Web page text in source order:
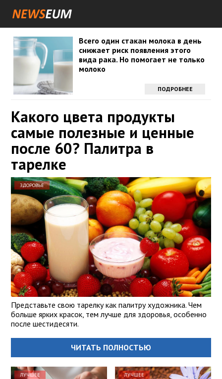
Всего один стакан молока в день
снижает риск появления этого
вида рака. Но помогает не только
молоко
ПОДРОБНЕЕ
Какого цвета продукты
самые полезные и ценные
после 60? Палитра в
тарелке
ЗДОРОВЬЕ
Представьте свою тарелку как палитру художника. Чем
больше ярких красок, тем лучше для здоровья, особенно
после шестидесяти.
ЧИТАТЬ ПОЛНОСТЬЮ
ЛУЧШЕЕ ЛУЧШЕЕ